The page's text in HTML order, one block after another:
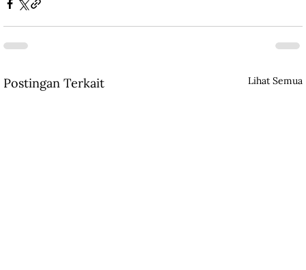
Postingan Terkait Lihat Semua